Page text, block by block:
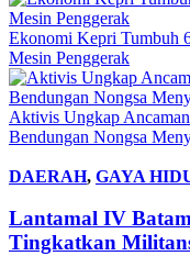
Ekonomi Kepri Tumbuh
Mesin Penggerak
Aktivis Ungkap
Bendungan Nongsa
DAERAH, GAYA
Lantamal IV
Tingkatkan